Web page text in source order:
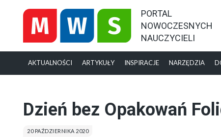
PORTAL
NOWOCZESNYCH
NAUCZYCIELI
AKTUALNOŚCI ARTYKUŁY INSPIRACJE NARZĘDZIA
Dzień bez Opakowań
20 PAŹDZIERNIKA 2020